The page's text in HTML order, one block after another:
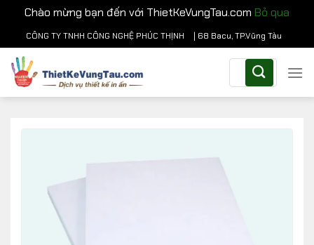
Chào mừng bạn đến với ThietKeVungTau.com Bỏ qua
Chuyển
đến
nội
dung
CÔNG TY TNHH CÔNG NGHỆ PHÚC THỊNH | 68 Bacu, TP.Vũng Tàu
kiếm: